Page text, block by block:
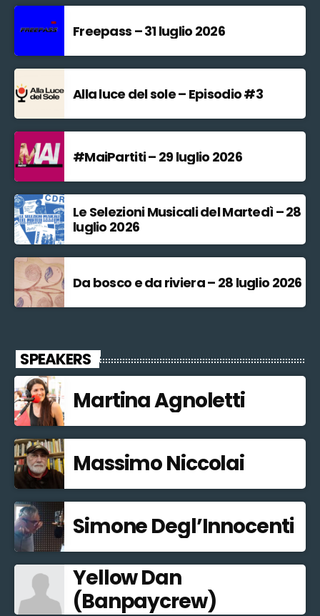
Freepass – 31 luglio 2026
Alla luce del sole – Episodio #3
#MaiPartiti – 29 luglio 2026
Le Selezioni Musicali del Martedì – 28
luglio 2026
Da bosco e da riviera – 28 luglio 2026
SPEAKERS
Martina Agnoletti
Massimo Niccolai
Simone Degl’Innocenti
Yellow Dan
(Banpaycrew)